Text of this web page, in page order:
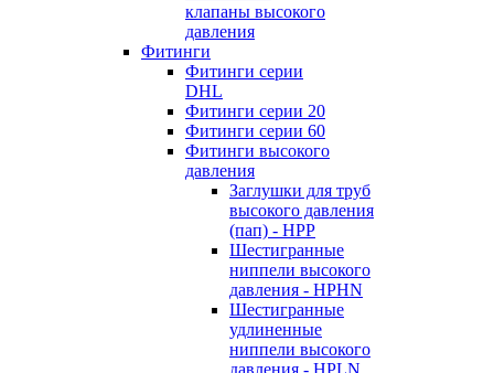
клапаны высокого
давления
Фитинги
Фитинги серии
DHL
Фитинги серии 20
Фитинги серии 60
Фитинги высокого
давления
Заглушки для труб
высокого давления
(пап) - HPP
Шестигранные
ниппели высокого
давления - HPHN
Шестигранные
удлиненные
ниппели высокого
давления - HPLN